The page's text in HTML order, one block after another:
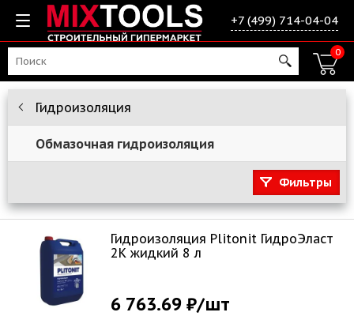
+7 (499) 714-04-04
0
Гидроизоляция
Обмазочная гидроизоляция
Фильтры
Гидроизоляция Plitonit ГидроЭласт
2К жидкий 8 л
6 763.69 ₽/шт